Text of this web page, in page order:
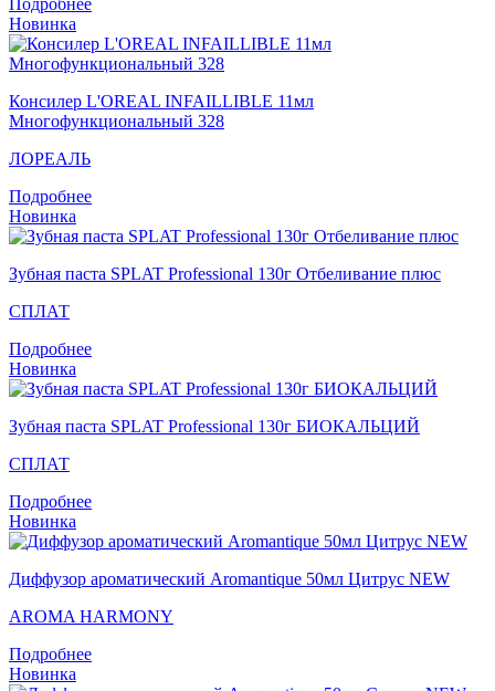
Новинка
Консилер L'OREAL INFAILLIBLE 11мл
Многофункциональный 328
ЛОРЕАЛЬ
Подробнее
Новинка
Зубная паста SPLAT Professional 130г Отбеливание плюс
СПЛАТ
Подробнее
Новинка
Зубная паста SPLAT Professional 130г БИОКАЛЬЦИЙ
СПЛАТ
Подробнее
Новинка
Диффузор ароматический Aromantique 50мл Цитрус NEW
AROMA HARMONY
Подробнее
Новинка